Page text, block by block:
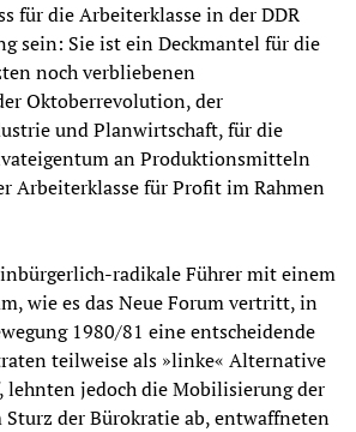
für die Arbeiterklasse in der DDR
sein: Sie ist ein Deckmantel für die
noch verbliebenen
Oktoberrevolution, der
und Planwirtschaft, für die
an Produktionsmitteln
Arbeiterklasse für Profit im Rahmen
radikale Führer mit einem
wie es das Neue Forum vertritt, in
1980/81 eine entscheidende
teilweise als »linke« Alternative
lehnten jedoch die Mobilisierung der
Sturz der Bürokratie ab, entwaffneten